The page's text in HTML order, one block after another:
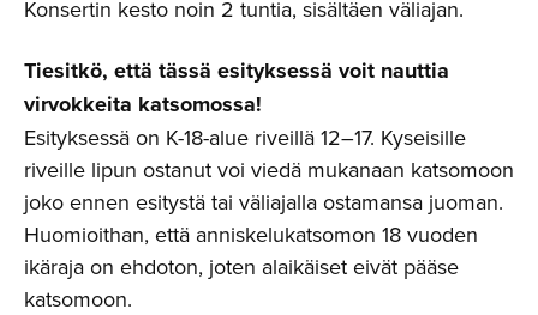
Konsertin kesto noin 2 tuntia, sisältäen väliajan.
Tiesitkö, että tässä esityksessä voit nauttia
virvokkeita katsomossa!
Esityksessä on K-18-alue riveillä 12–17. Kyseisille
riveille lipun ostanut voi viedä mukanaan katsomoon
joko ennen esitystä tai väliajalla ostamansa juoman.
Huomioithan, että anniskelukatsomon 18 vuoden
ikäraja on ehdoton, joten alaikäiset eivät pääse
katsomoon.